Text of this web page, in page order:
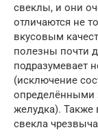
свеклы, и они
отличаются не
вкусовым
полезны почти
подразумевает
(исключение
определёнными
желудка). Также
свекла